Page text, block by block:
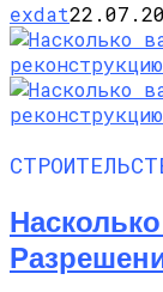
exdat